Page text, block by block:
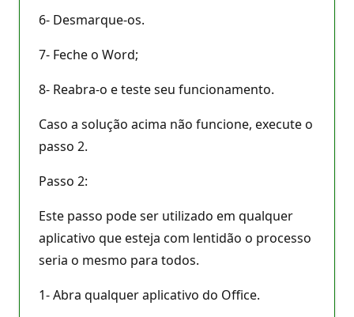
6- Desmarque-os.
7- Feche o Word;
8- Reabra-o e teste seu funcionamento.
Caso a solução acima não funcione, execute o
passo 2.
Passo 2:
Este passo pode ser utilizado em qualquer
aplicativo que esteja com lentidão o processo
seria o mesmo para todos.
1- Abra qualquer aplicativo do Office.